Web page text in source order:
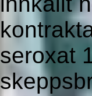
seroxat